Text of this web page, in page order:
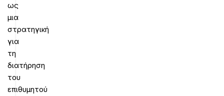
ως
μια
στρατηγική
για
τη
διατήρηση
του
επιθυμητού